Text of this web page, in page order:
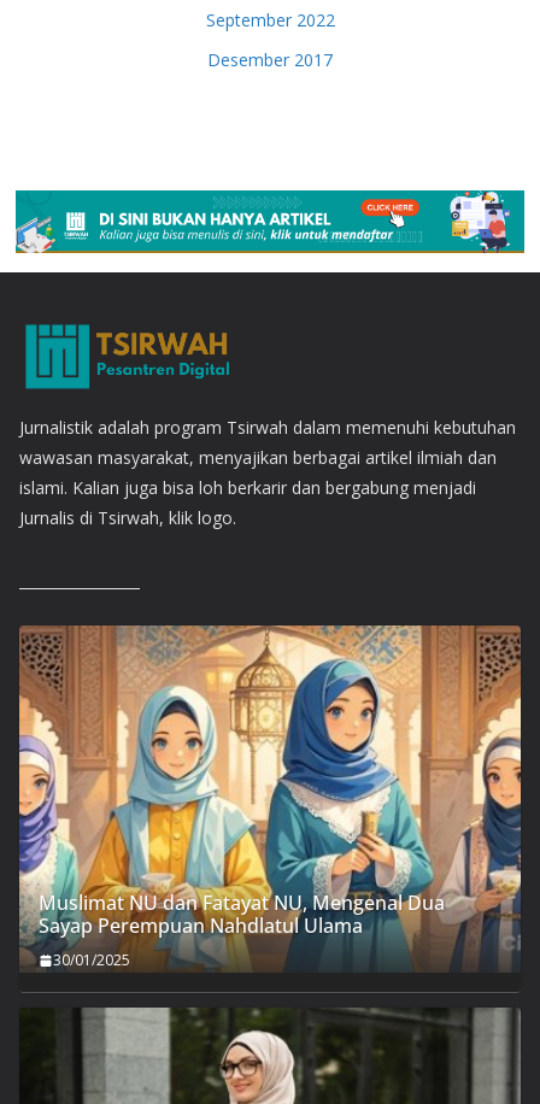
September 2022
Desember 2017
Jurnalistik adalah program Tsirwah dalam memenuhi kebutuhan
wawasan masyarakat, menyajikan berbagai artikel ilmiah dan
islami. Kalian juga bisa loh berkarir dan bergabung menjadi
Jurnalis di Tsirwah, klik logo.
Muslimat NU dan Fatayat NU, Mengenal Dua
Sayap Perempuan Nahdlatul Ulama
30/01/2025